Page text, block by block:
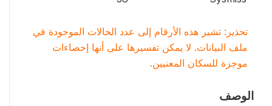
تحذير: تشير هذه الأرقام إلى عدد الحالات الموجودة في
ملف البيانات. لا يمكن تفسيرها على أنها إحصاءات
موجزة للسكان المعنيين.
الوصف